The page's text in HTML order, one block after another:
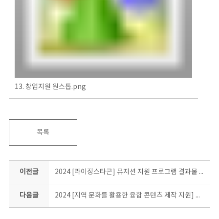
13. 창업지원 원스톱.png
목록
이전글 2024 [라이징스타콘] 뮤지션 지원 프로그램 결과물 소개
다음글 2024 [지역 문화를 활용한 융합 콘텐츠 제작 지원] 결과물 소개